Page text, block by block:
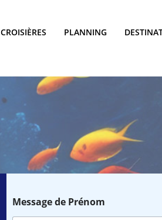
CROISIÈRES PLANNING
Message de Prénom